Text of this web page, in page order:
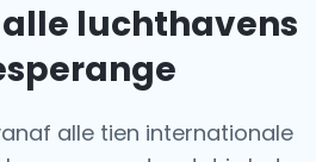
luchthavens
alle tien internationale